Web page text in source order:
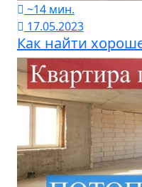
~14 мин.
17.05.2023
Как найти